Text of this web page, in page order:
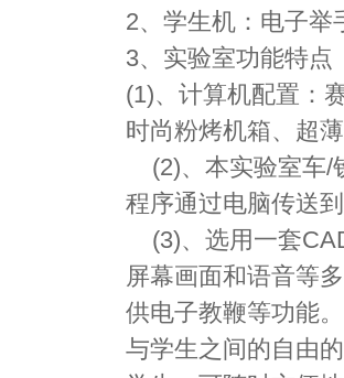
2、学生机：电子举
3、实验室功能特点
(1)、计算机配置：
时尚粉烤机箱、超
(2)、本实验室车/
程序通过电脑传送
(3)、选用一套
屏幕画面和语音等
供电子教鞭等功能
与学生之间的自由